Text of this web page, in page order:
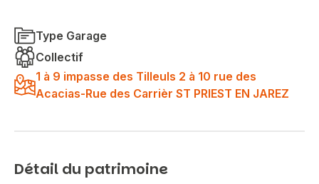
Type Garage
Collectif
1 à 9 impasse des Tilleuls 2 à 10 rue des
Acacias-Rue des Carrièr ST PRIEST EN JAREZ
Détail du patrimoine